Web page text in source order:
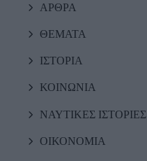
ΑΡΘΡΑ
ΘΕΜΑΤΑ
ΙΣΤΟΡΙΑ
ΚΟΙΝΩΝΙΑ
ΝΑΥΤΙΚΕΣ ΙΣΤΟΡΙΕΣ
ΟΙΚΟΝΟΜΙΑ